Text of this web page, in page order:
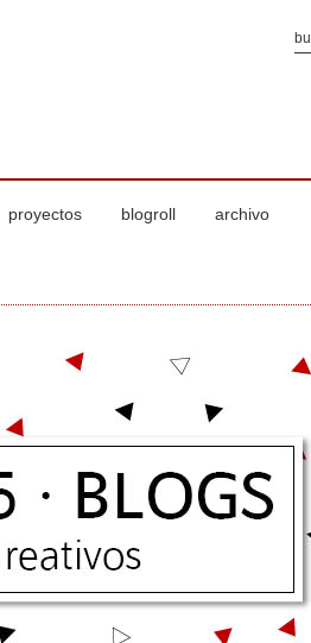
proyectos blogroll archivo